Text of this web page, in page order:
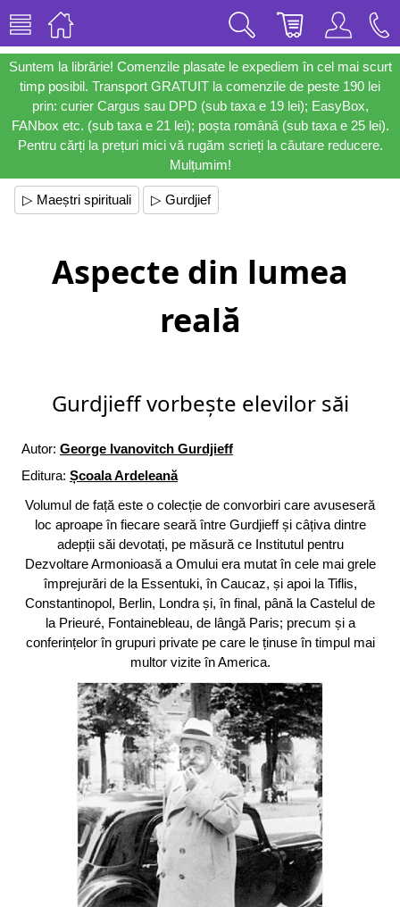
Suntem la librărie! Comenzile plasate le expediem în cel mai scurt
timp posibil. Transport GRATUIT la comenzile de peste 190 lei
prin: curier Cargus sau DPD (sub taxa e 19 lei); EasyBox,
FANbox etc. (sub taxa e 21 lei); poșta română (sub taxa e 25 lei).
Pentru cărți la prețuri mici vă rugăm scrieți la căutare reducere.
Mulțumim!
▷ Maeștri spirituali ▷ Gurdjief
Aspecte din lumea
reală
Gurdjieff vorbește elevilor săi
Autor: George Ivanovitch Gurdjieff
Editura: Școala Ardeleană
Volumul de față este o colecție de convorbiri care avuseseră
loc aproape în fiecare seară între Gurdjieff și câțiva dintre
adepții săi devotați, pe măsură ce Institutul pentru
Dezvoltare Armonioasă a Omului era mutat în cele mai grele
împrejurări de la Essentuki, în Caucaz, și apoi la Tiflis,
Constantinopol, Berlin, Londra și, în final, până la Castelul de
la Prieuré, Fontainebleau, de lângă Paris; precum și a
conferințelor în grupuri private pe care le ținuse în timpul mai
multor vizite în America.